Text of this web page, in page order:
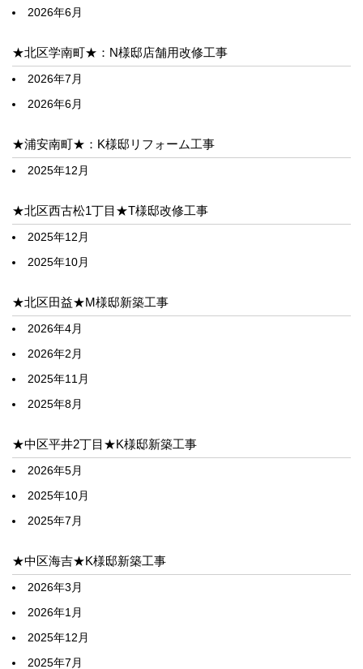
2026年6月
★北区学南町★：N様邸店舗用改修工事
2026年7月
2026年6月
★浦安南町★：K様邸リフォーム工事
2025年12月
★北区西古松1丁目★T様邸改修工事
2025年12月
2025年10月
★北区田益★M様邸新築工事
2026年4月
2026年2月
2025年11月
2025年8月
★中区平井2丁目★K様邸新築工事
2026年5月
2025年10月
2025年7月
★中区海吉★K様邸新築工事
2026年3月
2026年1月
2025年12月
2025年7月